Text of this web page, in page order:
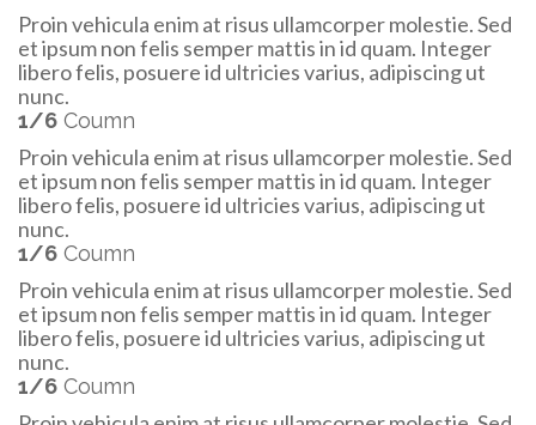
Proin vehicula enim at risus ullamcorper molestie. Sed
et ipsum non felis semper mattis in id quam. Integer
libero felis, posuere id ultricies varius, adipiscing ut
nunc.
1/6 Coumn
Proin vehicula enim at risus ullamcorper molestie. Sed
et ipsum non felis semper mattis in id quam. Integer
libero felis, posuere id ultricies varius, adipiscing ut
nunc.
1/6 Coumn
Proin vehicula enim at risus ullamcorper molestie. Sed
et ipsum non felis semper mattis in id quam. Integer
libero felis, posuere id ultricies varius, adipiscing ut
nunc.
1/6 Coumn